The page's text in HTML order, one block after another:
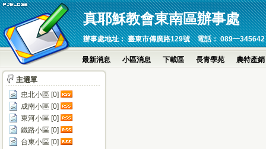
真耶穌教會東南區辦事處
辦事處地址： 臺東市傳廣路129號 電話： 089一
最新消息 小區消息 下載區 長青學苑 農特產銷
主選單
忠北小區 [0]
成南小區 [0]
東河小區 [0]
鐵路小區 [0]
台東小區 [0]